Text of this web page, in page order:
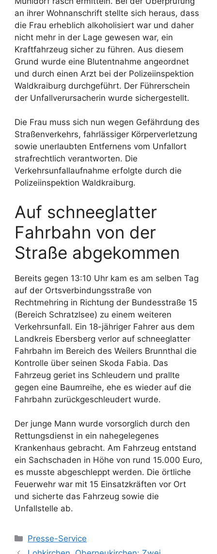
an ihrer Wohnanschrift stellte sich heraus, dass
die Frau erheblich alkoholisiert war und daher
nicht mehr in der Lage gewesen war, ein
Kraftfahrzeug sicher zu führen. Aus diesem
Grund wurde eine Blutentnahme angeordnet
und durch einen Arzt bei der Polizeiinspektion
Waldkraiburg durchgeführt. Der Führerschein
der Unfallverursacherin wurde sichergestellt.
Die Frau muss sich nun wegen Gefährdung des
Straßenverkehrs, fahrlässiger Körperverletzung
sowie unerlaubten Entfernens vom Unfallort
strafrechtlich verantworten. Die
Verkehrsunfallaufnahme erfolgte durch die
Polizeiinspektion Waldkraiburg.
Auf schneeglatter
Fahrbahn von der
Straße abgekommen
Bereits gegen 13:10 Uhr kam es am selben Tag
auf der Ortsverbindungsstraße von
Rechtmehring in Richtung der Bundesstraße 15
(Bereich Schratzlsee) zu einem weiteren
Verkehrsunfall. Ein 18-jähriger Fahrer aus dem
Landkreis Ebersberg verlor auf schneeglatter
Fahrbahn im Bereich des Weilers Brunnthal die
Kontrolle über seinen Skoda Fabia. Das
Fahrzeug geriet ins Schleudern und prallte
gegen eine Baumreihe, ehe es wieder auf die
Fahrbahn zurückgeschleudert wurde.
Der junge Mann wurde vorsorglich durch den
Rettungsdienst in ein nahegelegenes
Krankenhaus gebracht. Am Fahrzeug entstand
ein Sachschaden in Höhe von rund 15.000 Euro,
es musste abgeschleppt werden. Die örtliche
Feuerwehr war mit 15 Einsatzkräften vor Ort
und sicherte das Fahrzeug sowie die
Unfallstelle ab.
Kategorien
Presse-Service